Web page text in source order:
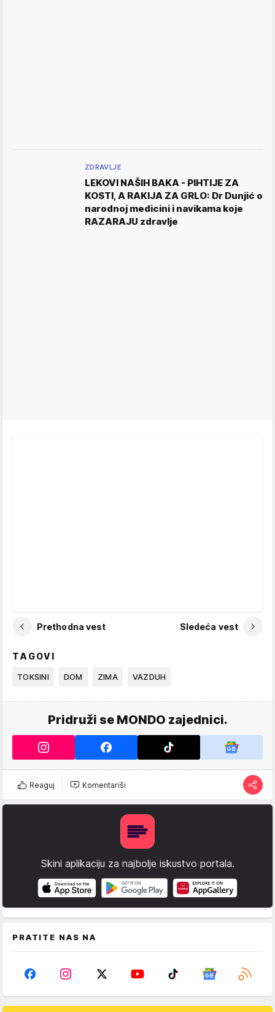
ZDRAVLJE
LEKOVI NAŠIH BAKA - PIHTIJE ZA
KOSTI, A RAKIJA ZA GRLO: Dr Dunjić o
narodnoj medicini i navikama koje
RAZARAJU zdravlje
Prethodna vest Sledeća vest
TAGOVI
TOKSINI DOM ZIMA VAZDUH
Pridruži se MONDO zajednici.
Reaguj Komentariši
Skini aplikaciju za najbolje iskustvo portala.
PRATITE NAS NA